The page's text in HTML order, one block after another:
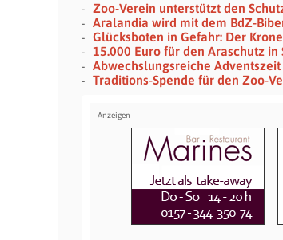
Zoo-Verein unterstützt den
Aralandia wird mit dem BdZ-
Glücksboten in Gefahr: Der
15.000 Euro für den Araschutz
Abwechslungsreiche
Traditions-Spende für den Zoo-